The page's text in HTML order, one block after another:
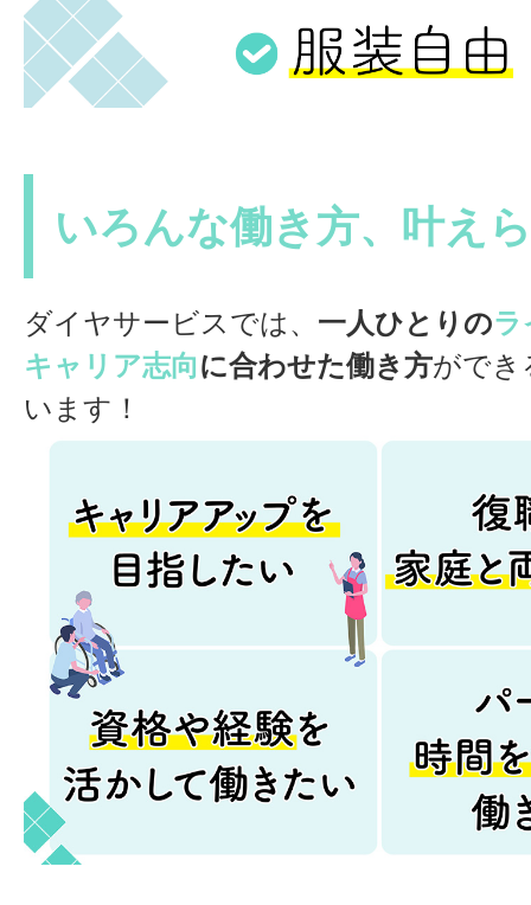
いろんな働き方、叶え
ダイヤサービスでは、 一人ひとりの
キャリア志向に合わせた働き方ができ
います！